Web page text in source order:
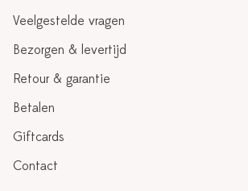
Veelgestelde vragen
Bezorgen & levertijd
Retour & garantie
Betalen
Giftcards
Contact